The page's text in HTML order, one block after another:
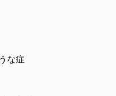
な症